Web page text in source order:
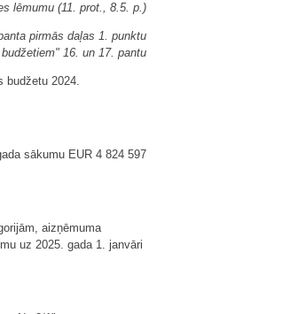
lēmumu (11. prot., 8.5. p.)
pirmās daļas 1. punktu
16. un 17. pantu
budžetu 2024.
sākumu EUR 4 824 597
aizņēmuma
uz 2025. gada 1. janvāri